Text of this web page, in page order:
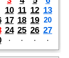
10 11 12 13
17 18 19 20
24 25 26 27
・ ・ ・ ・